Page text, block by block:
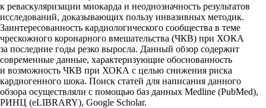
к реваскуляризации миокарда и неоднозначность результатов
исследований, доказывающих пользу инвазивных методик.
Заинтересованность кардиологического сообщества в теме
чрескожного коронарного вмешательства (ЧКВ) при ХОКА
за последние годы резко выросла. Данный обзор содержит
современные данные, характеризующие обоснованность
и возможность ЧКВ при ХОКА с целью снижения риска
кардиогенного шока. Поиск статей для написания данного
обзора осуществляли с помощью баз данных Medline (PubMed),
РИНЦ (eLIBRARY), Google Scholar.